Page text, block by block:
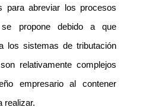
para abreviar los procesos
propone debido a que
los sistemas de tributación
relativamente complejos
empresario al contener
realizar.